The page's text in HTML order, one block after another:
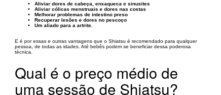
Aliviar dores de cabeça, enxaqueca e sinusites
Aliviar cólicas menstruais e dores nas costas
Melhorar problemas de intestino preso
Recuperar lesões e dores no pescoço
Um aliado para a artrite.
E é por essas e outras vantagens que o Shiatsu é recomendado para qualquer
pessoa, de todas as idades. Até bebês podem se beneficiar dessa poderosa
técnica.
Qual é o preço médio de
uma sessão de Shiatsu?